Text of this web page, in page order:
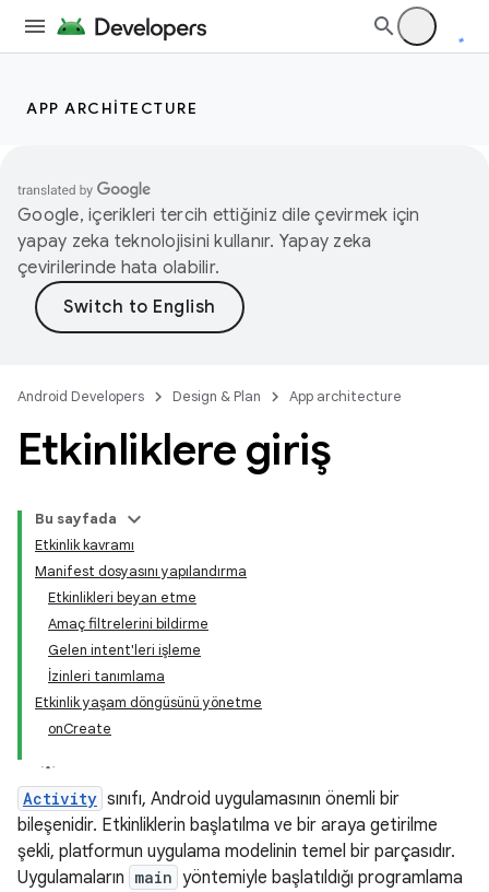
APP ARCHITECTURE
Google, içerikleri tercih ettiğiniz dile çevirmek için
yapay zeka teknolojisini kullanır. Yapay zeka
çevirilerinde hata olabilir.
Android Developers Design & Plan App architecture
Etkinliklere giriş
Bu sayfada
Etkinlik kavramı
Manifest dosyasını yapılandırma
Etkinlikleri beyan etme
Amaç filtrelerini bildirme
Gelen intent'leri işleme
İzinleri tanımlama
Etkinlik yaşam döngüsünü yönetme
onCreate
Activity sınıfı, Android uygulamasının önemli bir
bileşenidir. Etkinliklerin başlatılma ve bir araya getirilme
şekli, platformun uygulama modelinin temel bir parçasıdır.
Uygulamaların main yöntemiyle başlatıldığı programlama